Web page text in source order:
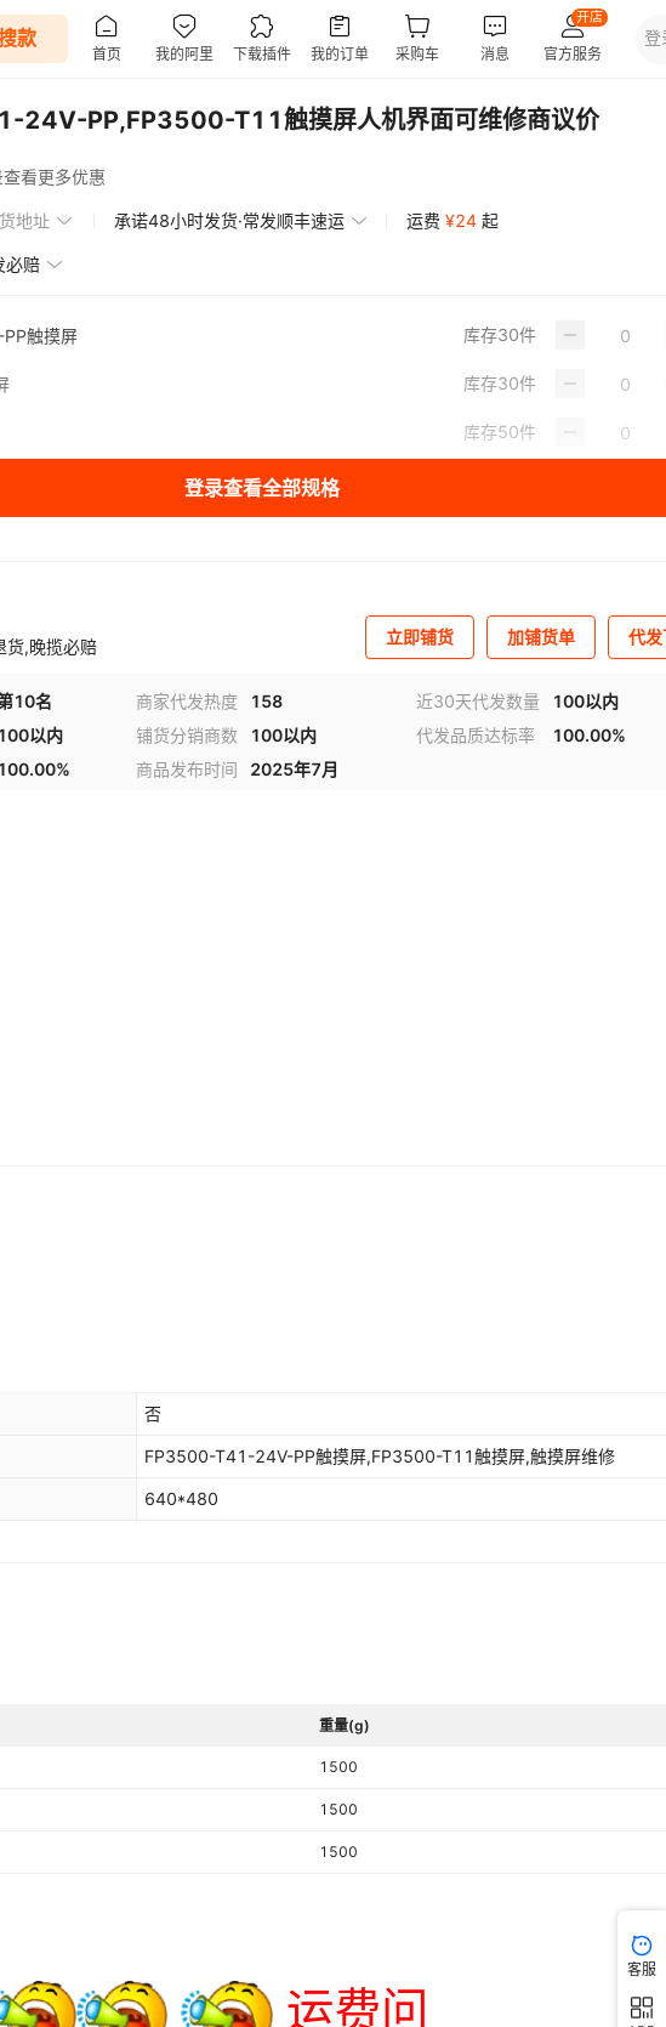
24V-PP,FP3500-T11触摸屏人机界面可维修商议价
看更多优惠
地址 承诺48小时发货·常发顺丰速运 运费 ¥24 起
必赔
触摸屏 库存30件
库存30件
库存50件
登录查看全部规格
货,晚揽必赔 立即铺货 加铺货单 代
10名 商家代发热度 158 近30天代发数量
100以内
100以内 铺货分销商数 100以内 代发品质达标率
100.00%
100.00% 商品发布时间 2025年7月
否
FP3500-T41-24V-PP触摸屏,FP3500-T11触摸屏,触摸屏维修
640*480
重量(g)
1500
1500
1500
客服